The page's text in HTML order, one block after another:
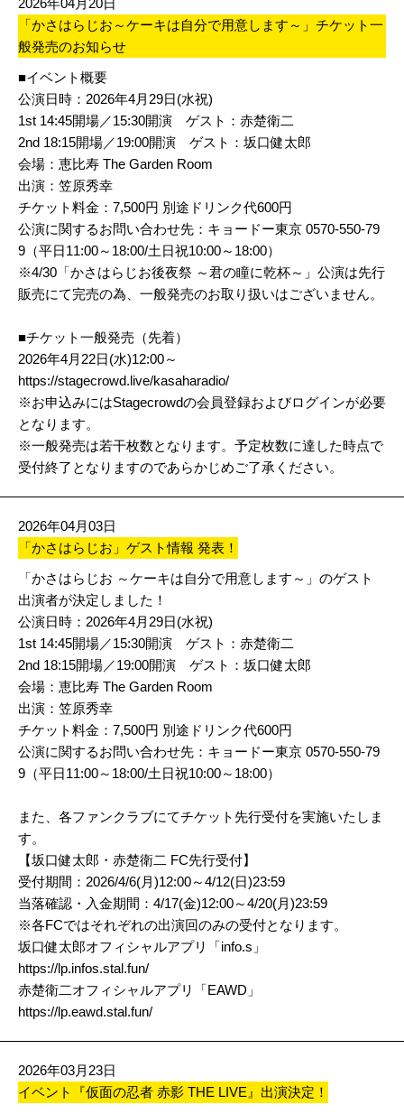
2026年04月20日
「かさはらじお～ケーキは自分で用意します～」チケット一
般発売のお知らせ
■イベント概要
公演日時：2026年4月29日(水祝)
1st 14:45開場／15:30開演 ゲスト：赤楚衛二
2nd 18:15開場／19:00開演 ゲスト：坂口健太郎
会場：恵比寿 The Garden Room
出演：笠原秀幸
チケット料金：7,500円 別途ドリンク代600円
公演に関するお問い合わせ先：キョードー東京 0570-550-79
9（平日11:00～18:00/土日祝10:00～18:00）
※4/30「かさはらじお後夜祭 ～君の瞳に乾杯～」公演は先行
販売にて完売の為、一般発売のお取り扱いはございません。
■チケット一般発売（先着）
2026年4月22日(水)12:00～
https://stagecrowd.live/kasaharadio/
※お申込みにはStagecrowdの会員登録およびログインが必要
となります。
※一般発売は若干枚数となります。予定枚数に達した時点で
受付終了となりますのであらかじめご了承ください。
2026年04月03日
「かさはらじお」ゲスト情報 発表！
「かさはらじお ～ケーキは自分で用意します～」のゲスト
出演者が決定しました！
公演日時：2026年4月29日(水祝)
1st 14:45開場／15:30開演 ゲスト：赤楚衛二
2nd 18:15開場／19:00開演 ゲスト：坂口健太郎
会場：恵比寿 The Garden Room
出演：笠原秀幸
チケット料金：7,500円 別途ドリンク代600円
公演に関するお問い合わせ先：キョードー東京 0570-550-79
9（平日11:00～18:00/土日祝10:00～18:00）
また、各ファンクラブにてチケット先行受付を実施いたしま
す。
【坂口健太郎・赤楚衛二 FC先行受付】
受付期間：2026/4/6(月)12:00～4/12(日)23:59
当落確認・入金期間：4/17(金)12:00～4/20(月)23:59
※各FCではそれぞれの出演回のみの受付となります。
坂口健太郎オフィシャルアプリ「info.s」
https://lp.infos.stal.fun/
赤楚衛二オフィシャルアプリ「EAWD」
https://lp.eawd.stal.fun/
2026年03月23日
イベント『仮面の忍者 赤影 THE LIVE』出演決定！